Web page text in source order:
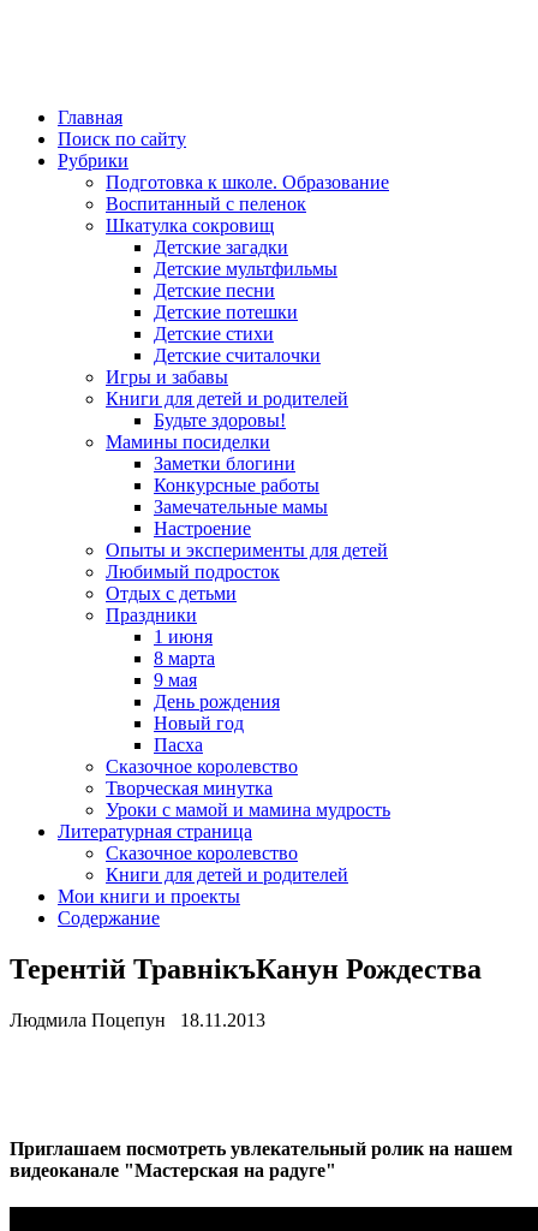
Главная
Поиск по сайту
Рубрики
Подготовка к школе. Образование
Воспитанный с пеленок
Шкатулка сокровищ
Детские загадки
Детские мультфильмы
Детские песни
Детские потешки
Детские стихи
Детские считалочки
Игры и забавы
Книги для детей и родителей
Будьте здоровы!
Мамины посиделки
Заметки блогини
Конкурсные работы
Замечательные мамы
Настроение
Опыты и эксперименты для детей
Любимый подросток
Отдых с детьми
Праздники
1 июня
8 марта
9 мая
День рождения
Новый год
Пасха
Сказочное королевство
Творческая минутка
Уроки с мамой и мамина мудрость
Литературная страница
Сказочное королевство
Книги для детей и родителей
Мои книги и проекты
Содержание
Терентiй ТравнiкъКанун Рождества
Людмила Поцепун 18.11.2013
Приглашаем посмотреть увлекательный ролик на нашем
видеоканале "Мастерская на радуге"